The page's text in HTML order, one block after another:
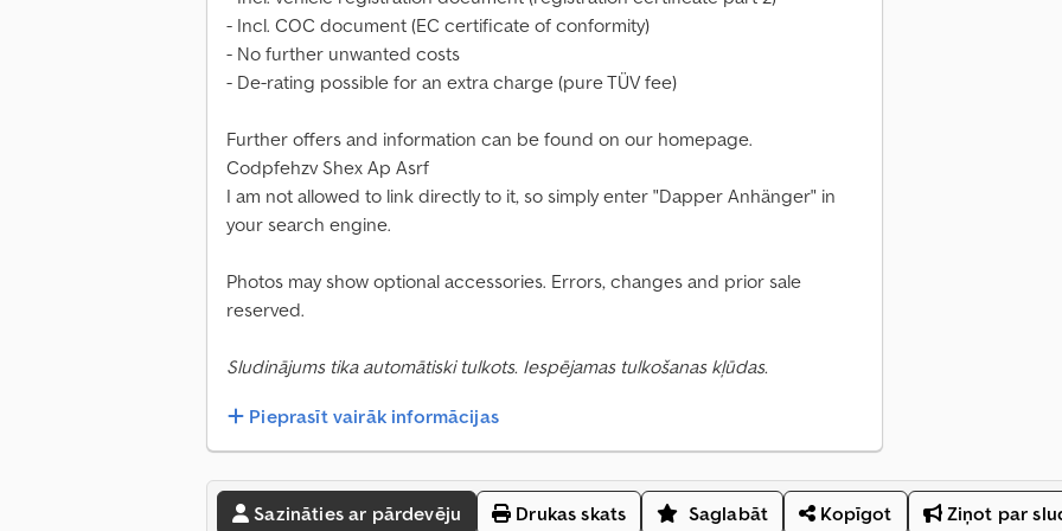
- Incl. COC document (EC certificate of conformity)
- No further unwanted costs
- De-rating possible for an extra charge (pure TÜV fee)
Further offers and information can be found on our homepage.
Codpfehzv Shex Ap Asrf
I am not allowed to link directly to it, so simply enter "Dapper Anhänger" in
your search engine.
Photos may show optional accessories. Errors, changes and prior sale
reserved.
Sludinājums tika automātiski tulkots. Iespējamas tulkošanas kļūdas.
Pieprasīt vairāk informācijas
Sazināties ar pārdevēju Drukas skats Saglabāt Kopīgot Ziņot par